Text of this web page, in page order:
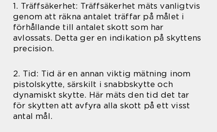
1. Träffsäkerhet: Träffsäkerhet mäts vanligtvis
genom att räkna antalet träffar på målet i
förhållande till antalet skott som har
avlossats. Detta ger en indikation på skyttens
precision.
2. Tid: Tid är en annan viktig mätning inom
pistolskytte, särskilt i snabbskytte och
dynamiskt skytte. Här mäts den tid det tar
för skytten att avfyra alla skott på ett visst
antal mål.